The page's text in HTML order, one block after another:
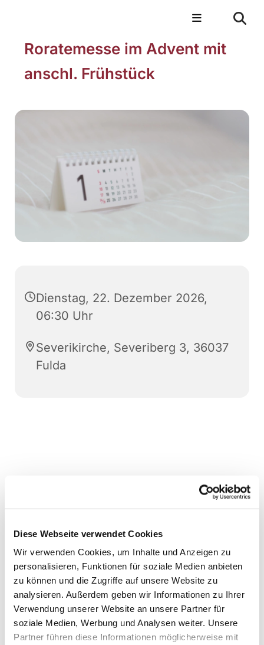
Diese Webseite verwendet Cookies
Wir verwenden Cookies, um Inhalte und Anzeigen zu
personalisieren, Funktionen für soziale Medien anbieten
zu können und die Zugriffe auf unsere Website zu
analysieren. Außerdem geben wir Informationen zu Ihrer
Verwendung unserer Website an unsere Partner für
soziale Medien, Werbung und Analysen weiter. Unsere
Partner führen diese Informationen möglicherweise mit
Roratemesse im Advent mit
anschl. Frühstück
Dienstag, 22. Dezember 2026,
06:30 Uhr
Severikirche, Severiberg 3, 36037
Fulda